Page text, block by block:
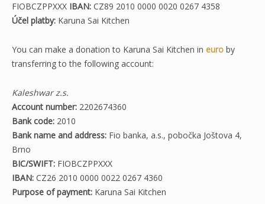
FIOBCZPPXXX IBAN: CZ89 2010 0000 0020 0267 4358
Účel platby: Karuna Sai Kitchen
You can make a donation to Karuna Sai Kitchen in euro by
transferring to the following account:
Kaleshwar z.s.
Account number: 2202674360
Bank code: 2010
Bank name and address: Fio banka, a.s., pobočka Joštova 4,
Brno
BIC/SWIFT: FIOBCZPPXXX
IBAN: CZ26 2010 0000 0022 0267 4360
Purpose of payment: Karuna Sai Kitchen